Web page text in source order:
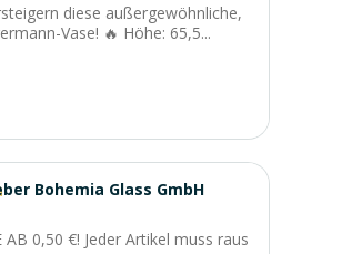
diese außergewöhnliche,
Vase! 🔥 Höhe: 65,5...
Bohemia Glass GmbH
AB 0,50 €! Jeder Artikel muss raus